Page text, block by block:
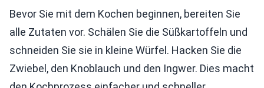
Bevor Sie mit dem Kochen beginnen, bereiten Sie
alle Zutaten vor. Schälen Sie die Süßkartoffeln und
schneiden Sie sie in kleine Würfel. Hacken Sie die
Zwiebel, den Knoblauch und den Ingwer. Dies macht